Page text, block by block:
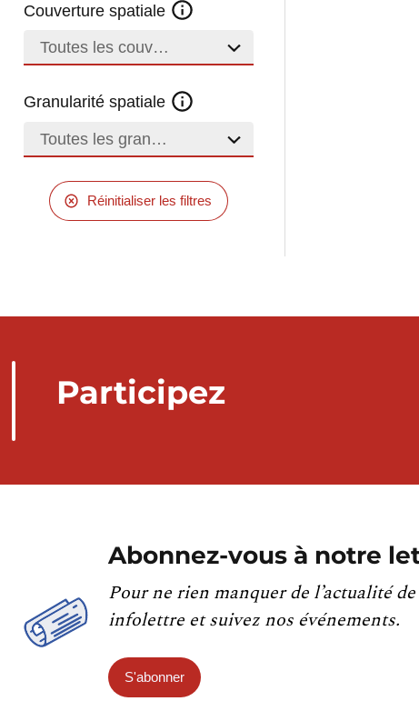
Couverture spatiale
Toutes les couvertures
Granularité spatiale
Toutes les granularités
Réinitialiser les filtres
Participez
Abonnez-vous à notre
Pour ne rien manquer de l’actualité
infolettre et suivez nos événements.
S'abonner